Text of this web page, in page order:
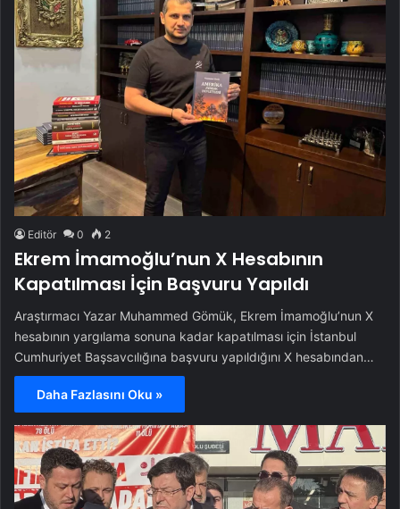
Editör 0 2
Ekrem İmamoğlu’nun X Hesabının
Kapatılması İçin Başvuru Yapıldı
Araştırmacı Yazar Muhammed Gömük, Ekrem İmamoğlu’nun X
hesabının yargılama sonuna kadar kapatılması için İstanbul
Cumhuriyet Başsavcılığına başvuru yapıldığını X hesabından…
Daha Fazlasını Oku »